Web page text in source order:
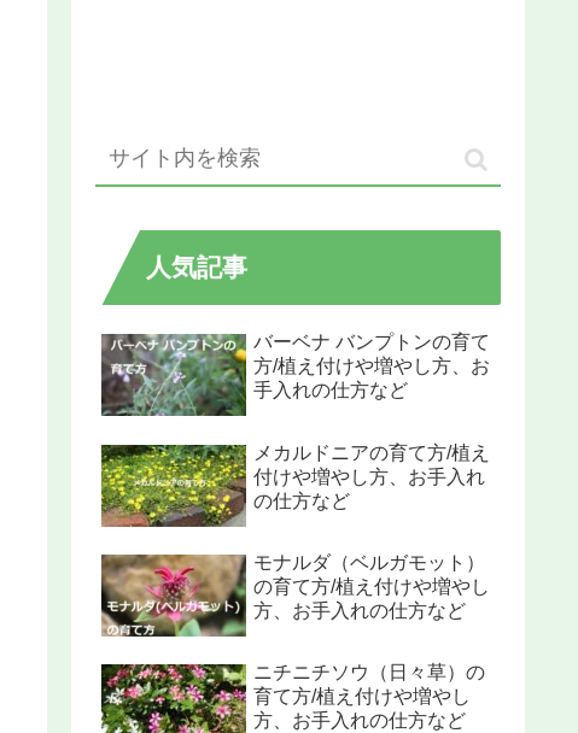
人気記事
バーベナ バンプトンの育て
方/植え付けや増やし方、お
手入れの仕方など
メカルドニアの育て方/植え
付けや増やし方、お手入れ
の仕方など
モナルダ（ベルガモット）
の育て方/植え付けや増やし
方、お手入れの仕方など
ニチニチソウ（日々草）の
育て方/植え付けや増やし
方、お手入れの仕方など